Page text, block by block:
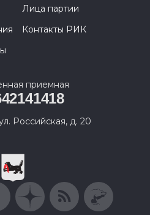
Лица партии
Контакты РИК
приемная
Российская, д. 20